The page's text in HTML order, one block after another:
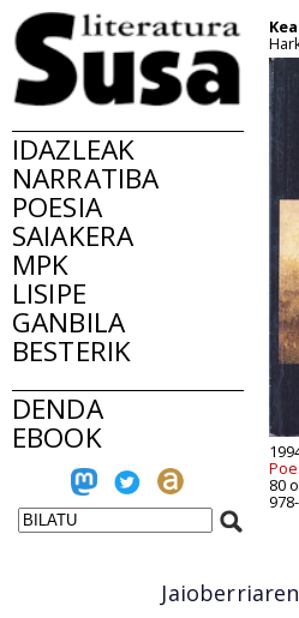
IDAZLEAK
NARRATIBA
POESIA
SAIAKERA
MPK
LISIPE
GANBILA
BESTERIK
DENDA
EBOOK
80